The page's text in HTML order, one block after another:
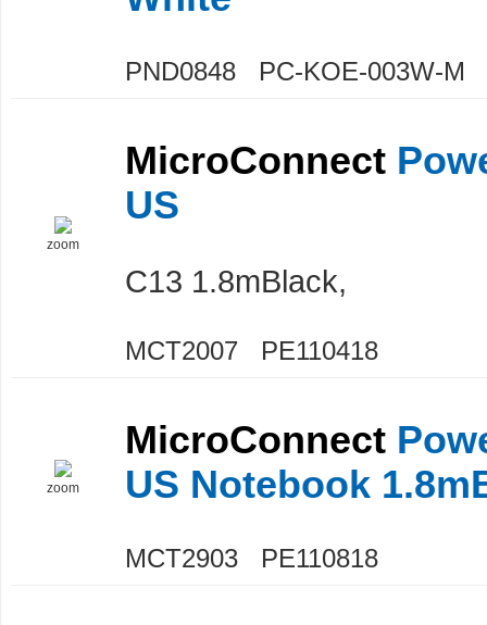
PND0848 PC-KOE-003W-M
zoom
MicroConnect
US
C13 1.8mBlack,
MCT2007 PE110418
zoom
MicroConnect
US Notebook
MCT2903 PE110818